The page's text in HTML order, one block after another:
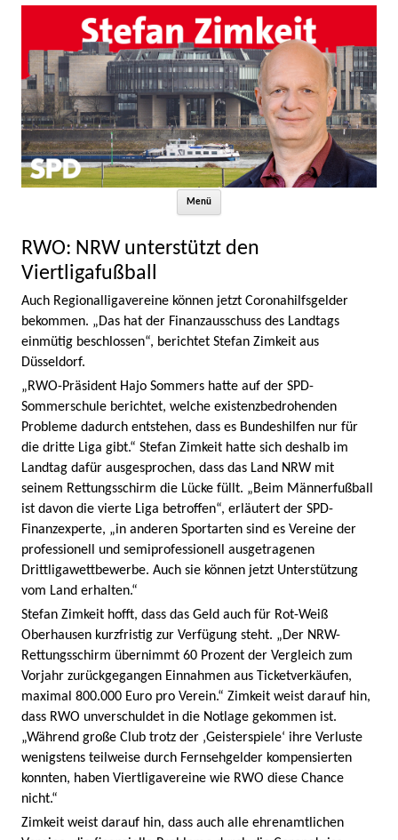
Menü
RWO: NRW unterstützt den
Viertligafußball
Auch Regionalligavereine können jetzt Coronahilfsgelder
bekommen. „Das hat der Finanzausschuss des Landtags
einmütig beschlossen“, berichtet Stefan Zimkeit aus
Düsseldorf.
„RWO-Präsident Hajo Sommers hatte auf der SPD-
Sommerschule berichtet, welche existenzbedrohenden
Probleme dadurch entstehen, dass es Bundeshilfen nur für
die dritte Liga gibt.“ Stefan Zimkeit hatte sich deshalb im
Landtag dafür ausgesprochen, dass das Land NRW mit
seinem Rettungsschirm die Lücke füllt. „Beim Männerfußball
ist davon die vierte Liga betroffen“, erläutert der SPD-
Finanzexperte, „in anderen Sportarten sind es Vereine der
professionell und semiprofessionell ausgetragenen
Drittligawettbewerbe. Auch sie können jetzt Unterstützung
vom Land erhalten.“
Stefan Zimkeit hofft, dass das Geld auch für Rot-Weiß
Oberhausen kurzfristig zur Verfügung steht. „Der NRW-
Rettungsschirm übernimmt 60 Prozent der Vergleich zum
Vorjahr zurückgegangen Einnahmen aus Ticketverkäufen,
maximal 800.000 Euro pro Verein.“ Zimkeit weist darauf hin,
dass RWO unverschuldet in die Notlage gekommen ist.
„Während große Club trotz der ‚Geisterspiele‘ ihre Verluste
wenigstens teilweise durch Fernsehgelder kompensierten
konnten, haben Viertligavereine wie RWO diese Chance
nicht.“
Zimkeit weist darauf hin, dass auch alle ehrenamtlichen